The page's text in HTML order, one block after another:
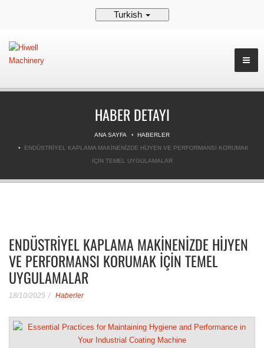
Turkish
HABER DETAYI
ANA SAYFA
HABERLER
ENDÜSTRIYEL KAPLAMA MAKINENIZDE HIJYEN VE PERFORMANSI KORUMAK
IÇIN TEMEL UYGULAMALAR
ENDÜSTRIYEL KAPLAMA MAKINENIZDE HIJYEN
VE PERFORMANSI KORUMAK IÇIN TEMEL
UYGULAMALAR
18/10/2025 Haberler